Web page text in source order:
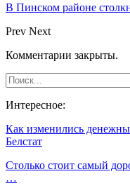
В Пинском районе
Prev Next
Комментарии закрыты.
Интересное:
Как изменились
Белстат
Столько стоит самый
…